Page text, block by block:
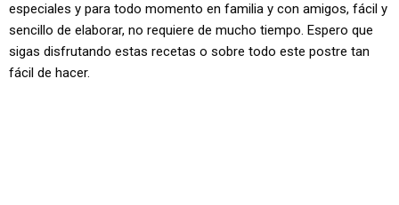
especiales y para todo momento en familia y con amigos, fácil y
sencillo de elaborar, no requiere de mucho tiempo. Espero que
sigas disfrutando estas recetas o sobre todo este postre tan
fácil de hacer.